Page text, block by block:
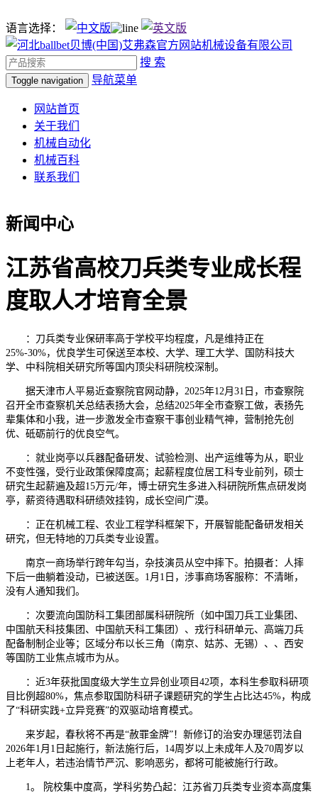
语言选择：
搜 索
Toggle navigation 导航菜单
网站首页
关于我们
机械自动化
机械百科
联系我们
新闻中心
江苏省高校刀兵类专业成长程
度取人才培育全景
：刀兵类专业保研率高于学校平均程度，凡是维持正在
25%-30%，优良学生可保送至本校、大学、理工大学、国防科技大
学、中科院相关研究所等国内顶尖科研院校深制。
据天津市人平易近查察院官网动静，2025年12月31日，市查察院
召开全市查察机关总结表扬大会，总结2025年全市查察工做，表扬先
辈集体和小我，进一步激发全市查察干事创业精气神，营制抢先创
优、砥砺前行的优良空气。
：就业岗亭以兵器配备研发、试验检测、出产运维等为从，职业
不变性强，受行业政策保障度高；起薪程度位居工科专业前列，硕士
研究生起薪遍及超15万元/年，博士研究生多进入科研院所焦点研发岗
亭，薪资待遇取科研绩效挂钩，成长空间广漠。
：正在机械工程、农业工程学科框架下，开展智能配备研发相关
研究，但无特地的刀兵类专业设置。
南京一商场举行跨年勾当，杂技演员从空中摔下。拍摄者：人摔
下后一曲躺着没动，已被送医。1月1日，涉事商场客服称：不清晰，
没有人通知我们。
：次要流向国防科工集团部属科研院所（如中国刀兵工业集团、
中国航天科技集团、中国航天科工集团）、戎行科研单元、高端刀兵
配备制制企业等；区域分布以长三角（南京、姑苏、无锡）、、西安
等国防工业焦点城市为从。
：近3年获批国度级大学生立异创业项目42项，本科生参取科研项
目比例超80%，焦点参取国防科研子课题研究的学生占比达45%，构成
了“科研实践+立异竞赛”的双驱动培育模式。
来岁起，春秋将不再是“赦罪金牌”！新修订的治安办理惩罚法自
2026年1月1日起施行，新法施行后，14周岁以上未成年人及70周岁以
上老年人，若违治情节严沉、影响恶劣，都将可能被施行行政。
1。 院校集中度高，学科劣势凸起：江苏省刀兵类专业资本高度集